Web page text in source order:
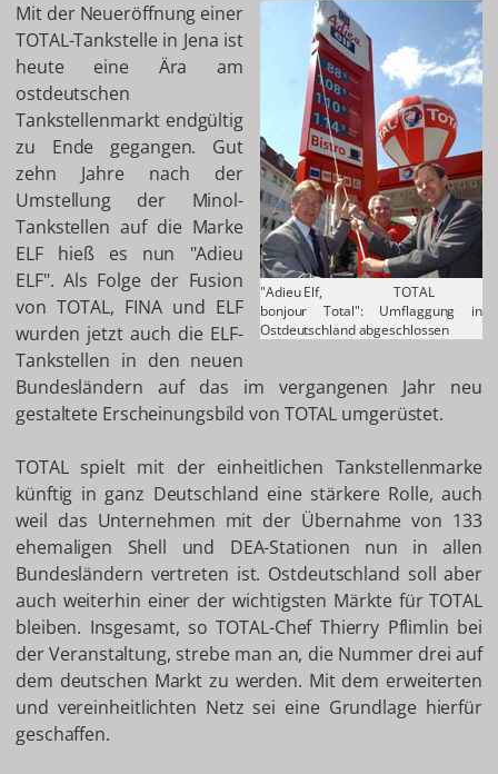
"Adieu Elf,
TOTAL
bonjour Total": Umflaggung in
Ostdeutschland abgeschlossen
Mit der Neueröffnung einer
TOTAL-Tankstelle in Jena ist
heute eine Ära am
ostdeutschen
Tankstellenmarkt endgültig
zu Ende gegangen. Gut
zehn Jahre nach der
Umstellung der Minol-
Tankstellen auf die Marke
ELF hieß es nun "Adieu
ELF". Als Folge der Fusion
von TOTAL, FINA und ELF
wurden jetzt auch die ELF-
Tankstellen in den neuen
Bundesländern auf das im vergangenen Jahr neu
gestaltete Erscheinungsbild von TOTAL umgerüstet.
TOTAL spielt mit der einheitlichen Tankstellenmarke
künftig in ganz Deutschland eine stärkere Rolle, auch
weil das Unternehmen mit der Übernahme von 133
ehemaligen Shell und DEA-Stationen nun in allen
Bundesländern vertreten ist. Ostdeutschland soll aber
auch weiterhin einer der wichtigsten Märkte für TOTAL
bleiben. Insgesamt, so TOTAL-Chef Thierry Pflimlin bei
der Veranstaltung, strebe man an, die Nummer drei auf
dem deutschen Markt zu werden. Mit dem erweiterten
und vereinheitlichten Netz sei eine Grundlage hierfür
geschaffen.